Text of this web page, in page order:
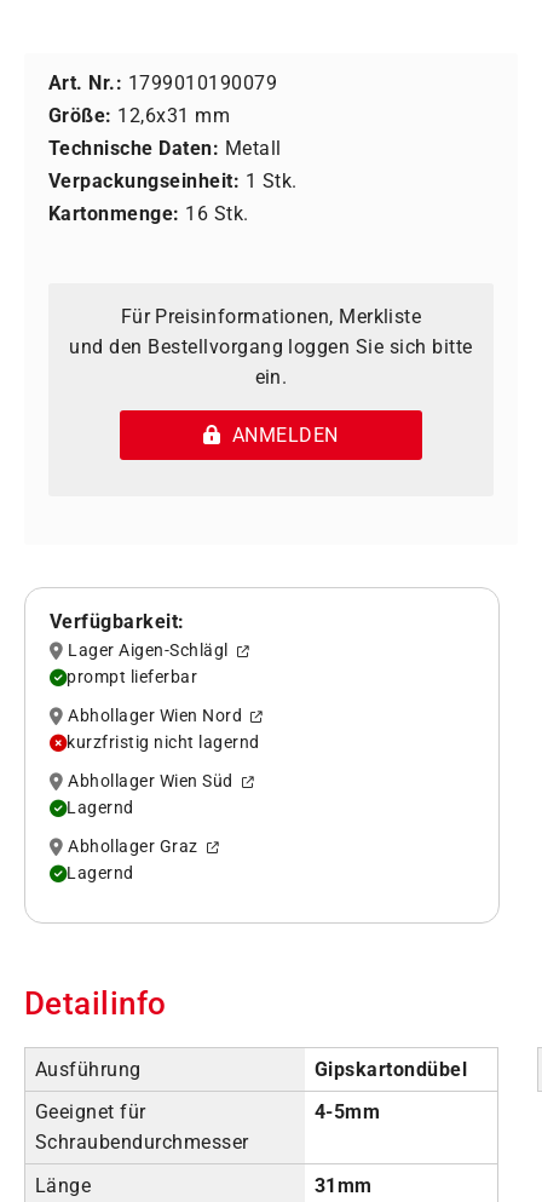
Verfügbarkeit:
Lager Aigen-Schlägl
prompt lieferbar
Abhollager Wien Nord
kurzfristig nicht lagernd
Abhollager Wien Süd
Lagernd
Abhollager Graz
Lagernd
Art. Nr.: 1799010190079
Größe: 12,6x31 mm
Technische Daten: Metall
Verpackungseinheit: 1 Stk.
Kartonmenge: 16 Stk.
Für Preisinformationen, Merkliste
und den Bestellvorgang loggen Sie sich bitte
ein.
ANMELDEN
Detailinfo
Ausführung
Gipskartondübel
Geeignet für
Schraubendurchmesser
4-5mm
Länge
31mm